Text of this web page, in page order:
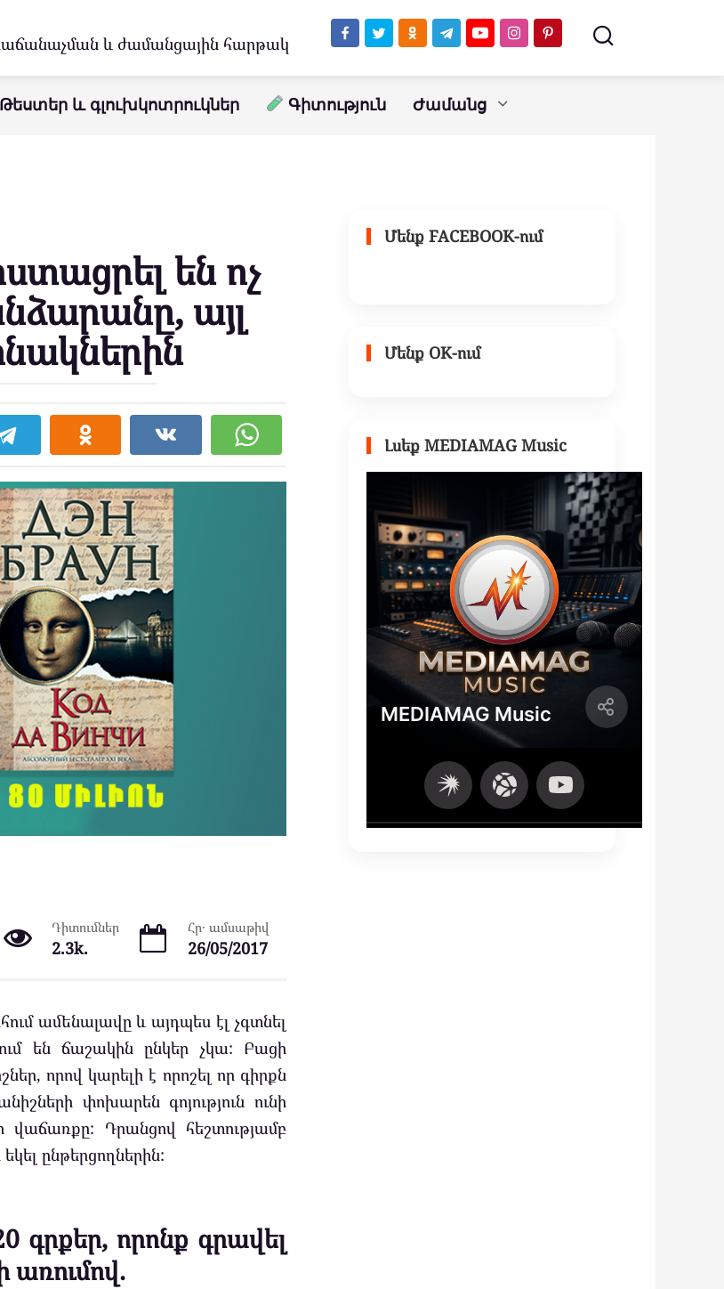
և ժամանցային հարթակ
Թեստեր և գլուխկոտրուկներ Գիտություն Ժամանց
են ոչ
այլ
Դիտումներ
2.3k.
Հր․ ամսաթիվ
26/05/2017
ամենալավը և այդպես էլ չգտնել
են ճաշակին ընկեր չկա: Բացի
որով կարելի է որոշել որ գիրքն
փոխարեն գոյություն ունի
վաճառքը: Դրանցով հեշտությամբ
ընթերցողներին:
գրքեր, որոնք գրավել
առումով.
Մենք FACEBOOK-ում
Մենք OK-ում
Լսեք MEDIAMAG Music